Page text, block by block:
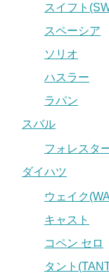
スイフト
スペーシア
ソリオ
ハスラー
ラパン
スバル
フォレスタ
ダイハツ
ウェイク
キャスト
コペン セロ
タント